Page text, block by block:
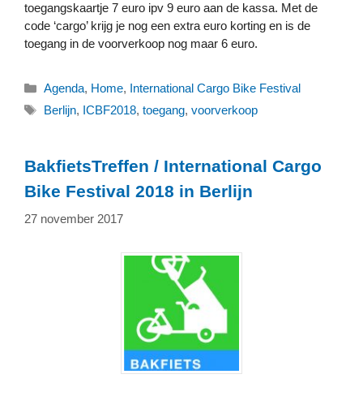
toegangskaartje 7 euro ipv 9 euro aan de kassa. Met de
code ‘cargo’ krijg je nog een extra euro korting en is de
toegang in de voorverkoop nog maar 6 euro.
Categorieën
Agenda, Home, International Cargo Bike Festival
Tags
Berlijn, ICBF2018, toegang, voorverkoop
BakfietsTreffen / International Cargo
Bike Festival 2018 in Berlijn
27 november 2017